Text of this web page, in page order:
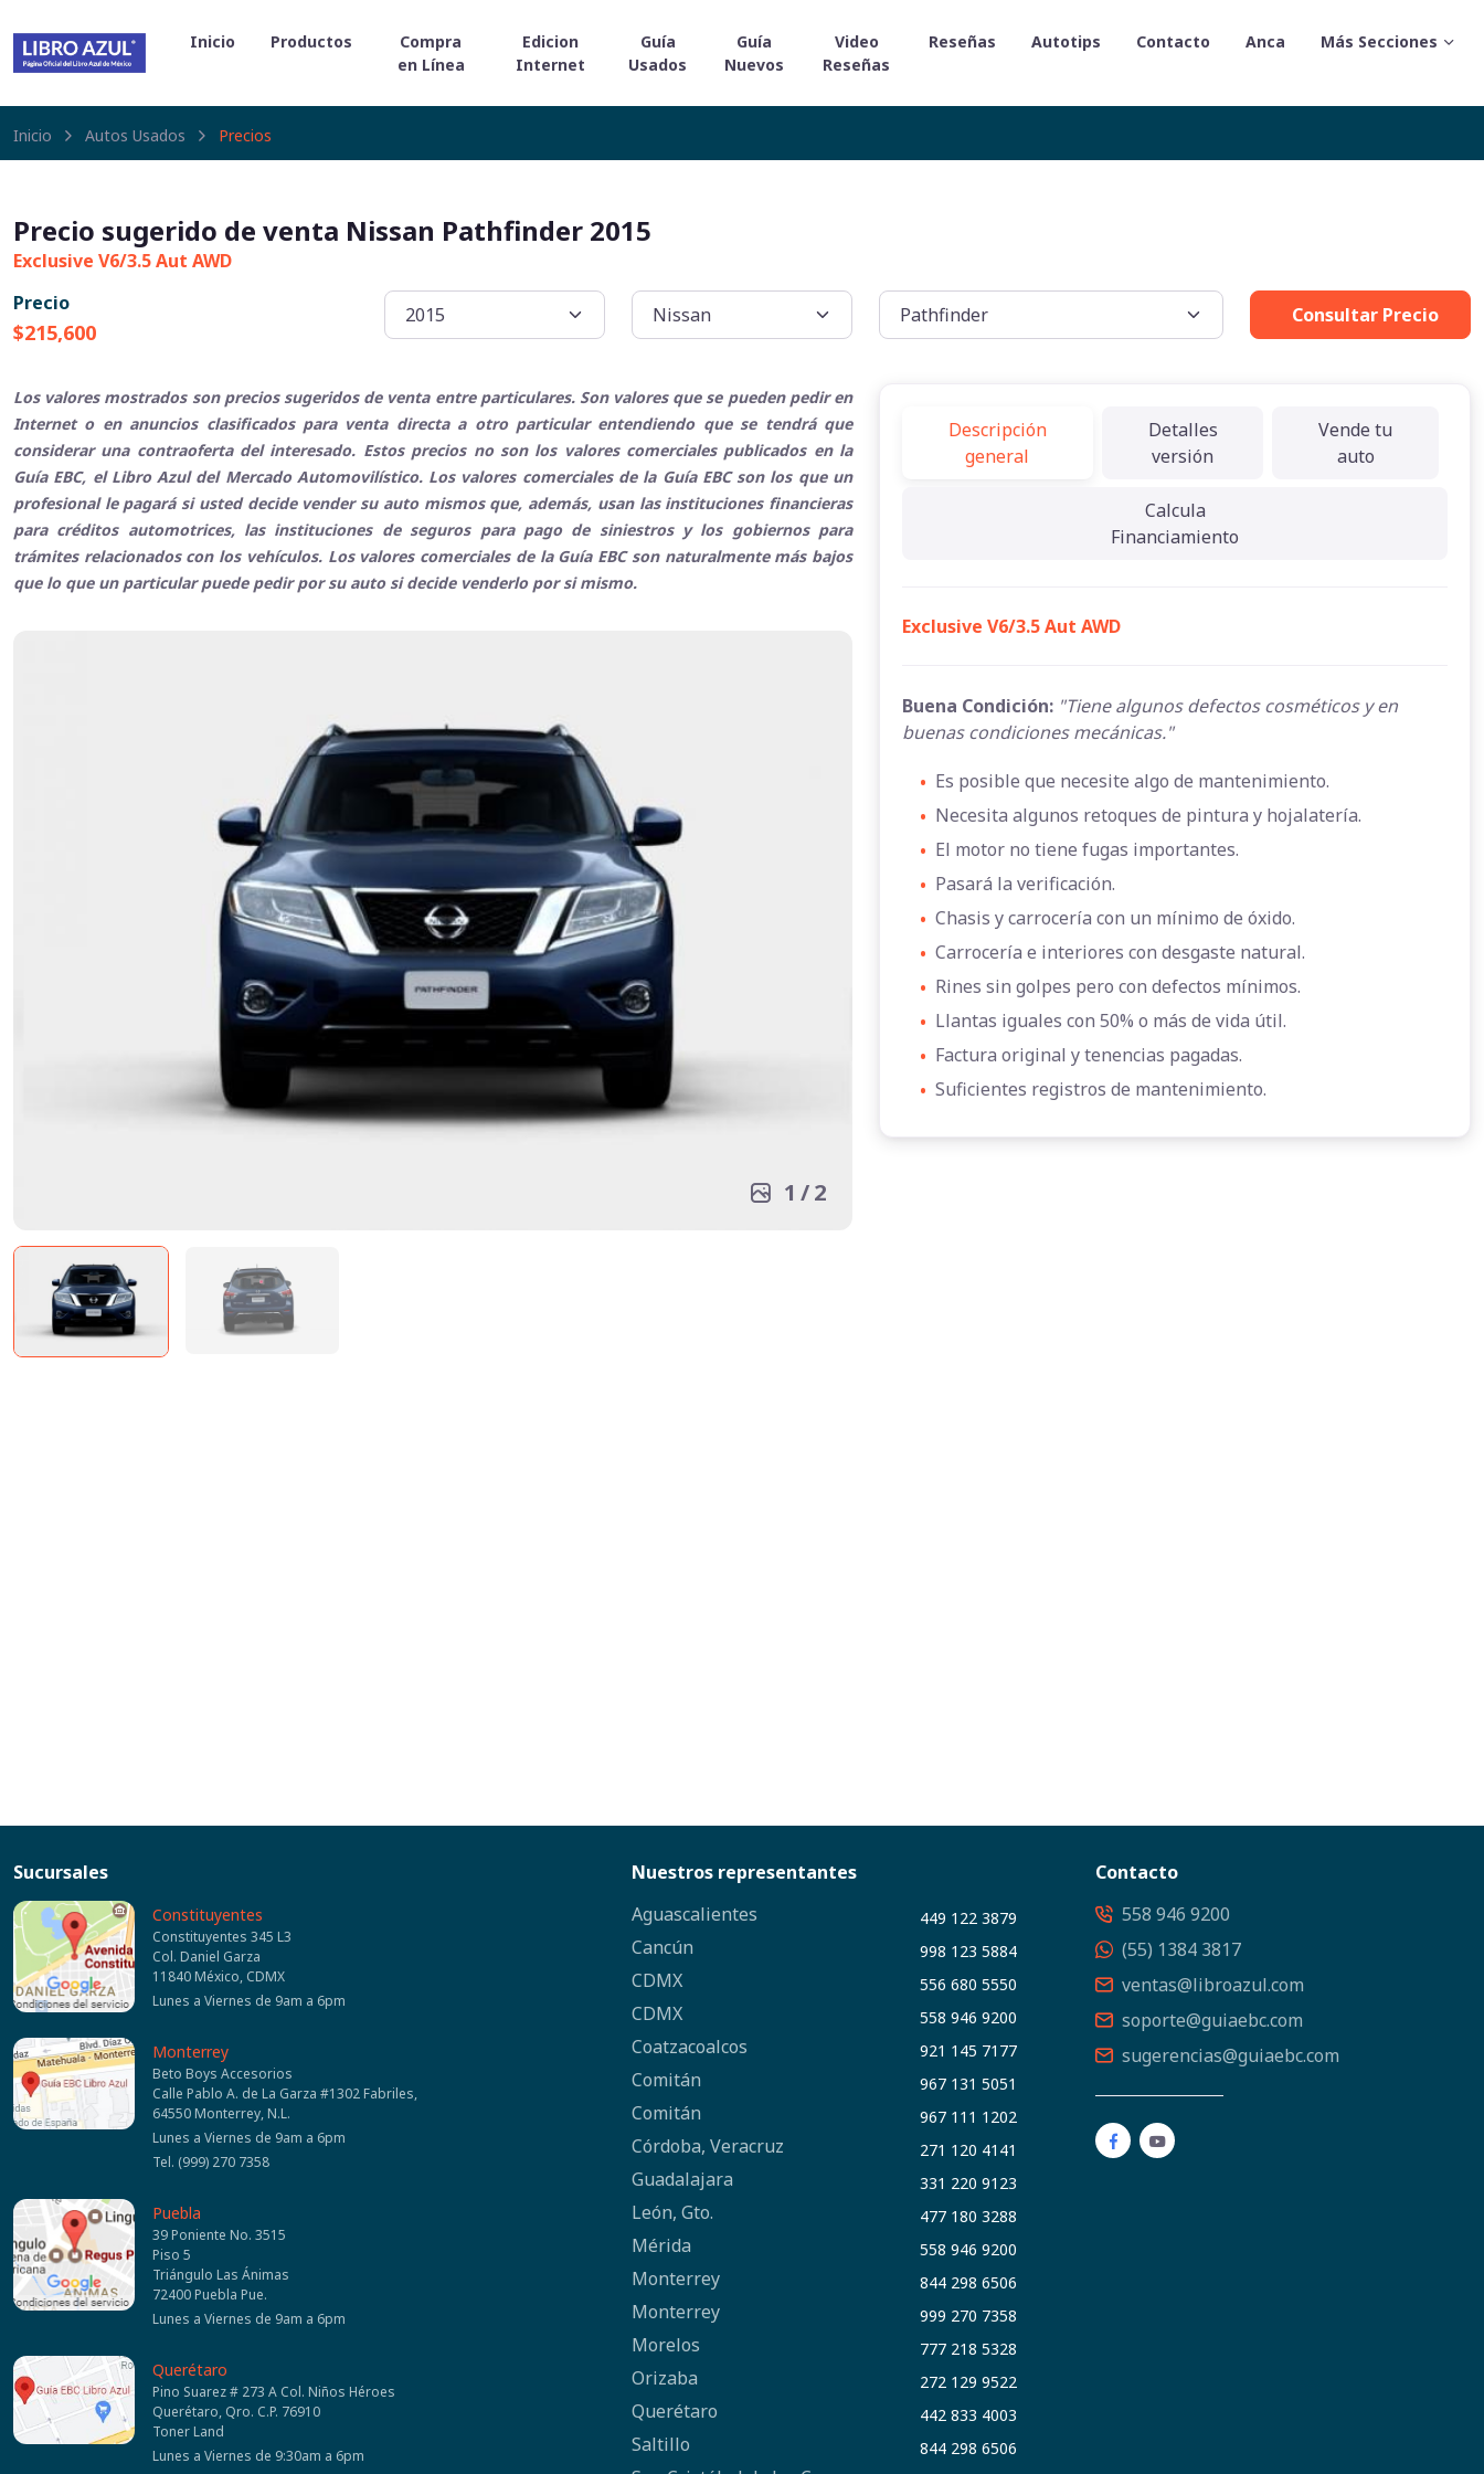
Inicio Productos
Compra
en Línea
Edicion
Internet
Guía
Usados
Guía
Nuevos
Video
Reseñas
Reseñas Autotips Contacto Anca Más Secciones
Inicio Autos Usados Precios
Precio sugerido de venta Nissan Pathfinder 2015
Exclusive V6/3.5 Aut AWD
Precio
$215,600
Consultar Precio
1 /2
Los valores mostrados son precios sugeridos de venta entre particulares. Son valores que se pueden pedir en
Internet o en anuncios clasificados para venta directa a otro particular entendiendo que se tendrá que
considerar una contraoferta del interesado. Estos precios no son los valores comerciales publicados en la
Guía EBC, el Libro Azul del Mercado Automovilístico. Los valores comerciales de la Guía EBC son los que un
profesional le pagará si usted decide vender su auto mismos que, además, usan las instituciones financieras
para créditos automotrices, las instituciones de seguros para pago de siniestros y los gobiernos para
trámites relacionados con los vehículos. Los valores comerciales de la Guía EBC son naturalmente más bajos
que lo que un particular puede pedir por su auto si decide venderlo por si mismo.
Descripción
general
Detalles
versión
Vende tu
auto
Calcula
Financiamiento
Exclusive V6/3.5 Aut AWD
Buena Condición: "Tiene algunos defectos cosméticos y en
buenas condiciones mecánicas."
• Es posible que necesite algo de mantenimiento.
• Necesita algunos retoques de pintura y hojalatería.
• El motor no tiene fugas importantes.
• Pasará la verificación.
• Chasis y carrocería con un mínimo de óxido.
• Carrocería e interiores con desgaste natural.
• Rines sin golpes pero con defectos mínimos.
• Llantas iguales con 50% o más de vida útil.
• Factura original y tenencias pagadas.
• Suficientes registros de mantenimiento.
Sucursales
Constituyentes
Constituyentes 345 L3
Col. Daniel Garza
11840 México, CDMX
Lunes a Viernes de 9am a 6pm
Monterrey
Beto Boys Accesorios
Calle Pablo A. de La Garza #1302 Fabriles,
64550 Monterrey, N.L.
Lunes a Viernes de 9am a 6pm
Tel. (999) 270 7358
Puebla
39 Poniente No. 3515
Piso 5
Triángulo Las Ánimas
72400 Puebla Pue.
Lunes a Viernes de 9am a 6pm
Querétaro
Pino Suarez # 273 A Col. Niños Héroes
Querétaro, Qro. C.P. 76910
Toner Land
Lunes a Viernes de 9:30am a 6pm
Nuestros representantes
Aguascalientes
449 122 3879
Cancún 998 123 5884
CDMX 556 680 5550
CDMX 558 946 9200
Coatzacoalcos 921 145 7177
Comitán 967 131 5051
Comitán 967 111 1202
Córdoba, Veracruz 271 120 4141
Guadalajara 331 220 9123
León, Gto. 477 180 3288
Mérida 558 946 9200
Monterrey 844 298 6506
Monterrey 999 270 7358
Morelos 777 218 5328
Orizaba 272 129 9522
Querétaro 442 833 4003
Saltillo 844 298 6506
Contacto
558 946 9200
(55) 1384 3817
ventas@libroazul.com
soporte@guiaebc.com
sugerencias@guiaebc.com